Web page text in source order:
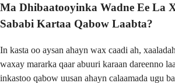
Ma Dhibaatooyinka Wadne Ee La
Sababi Kartaa Qabow Laabta?
In kasta oo aysan ahayn wax caadi ah,
waxay mararka qaar abuuri karaan dareenno
inkastoo qabow uusan ahayn calaamada ugu